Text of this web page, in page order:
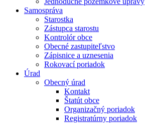
Samospráva
Starostka
Zástupca starostu
Kontrolór obce
Obecné zastupiteľstvo
Zápisnice a uznesenia
Rokovací poriadok
Úrad
Obecný úrad
Kontakt
Štatút obce
Organizačný poriadok
Registratúrny poriadok